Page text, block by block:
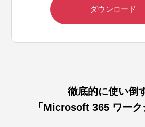
ダウンロード
徹底的に使い倒
「Microsoft 365 ワーク